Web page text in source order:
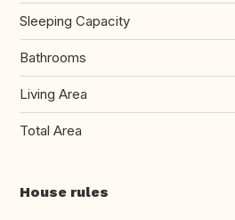
Sleeping Capacity
Bathrooms
Living Area
Total Area
House rules